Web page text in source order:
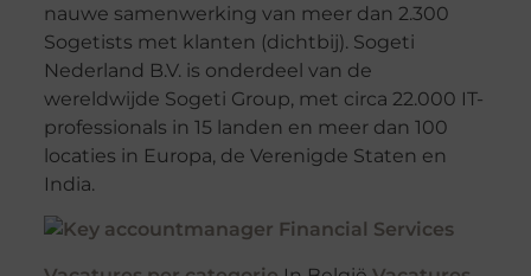
nauwe samenwerking van meer dan 2.300
Sogetists met klanten (dichtbij). Sogeti
Nederland B.V. is onderdeel van de
wereldwijde Sogeti Group, met circa 22.000 IT-
professionals in 15 landen en meer dan 100
locaties in Europa, de Verenigde Staten en
India.